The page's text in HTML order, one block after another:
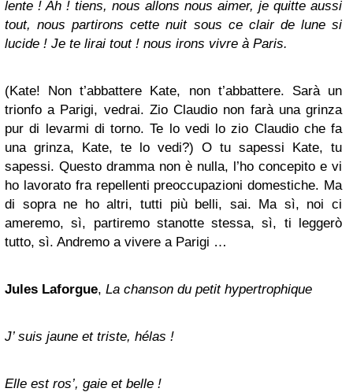
lente ! Ah ! tiens, nous allons nous aimer, je quitte aussi
tout, nous partirons cette nuit sous ce clair de lune si
lucide ! Je te lirai tout ! nous irons vivre à Paris.
(Kate! Non t’abbattere Kate, non t’abbattere. Sarà un
trionfo a Parigi, vedrai. Zio Claudio non farà una grinza
pur di levarmi di torno. Te lo vedi lo zio Claudio che fa
una grinza, Kate, te lo vedi?) O tu sapessi Kate, tu
sapessi. Questo dramma non è nulla, l’ho concepito e vi
ho lavorato fra repellenti preoccupazioni domestiche. Ma
di sopra ne ho altri, tutti più belli, sai. Ma sì, noi ci
ameremo, sì, partiremo stanotte stessa, sì, ti leggerò
tutto, sì. Andremo a vivere a Parigi …
Jules Laforgue, La chanson du petit hypertrophique
J’ suis jaune et triste, hélas !
Elle est ros’, gaie et belle !